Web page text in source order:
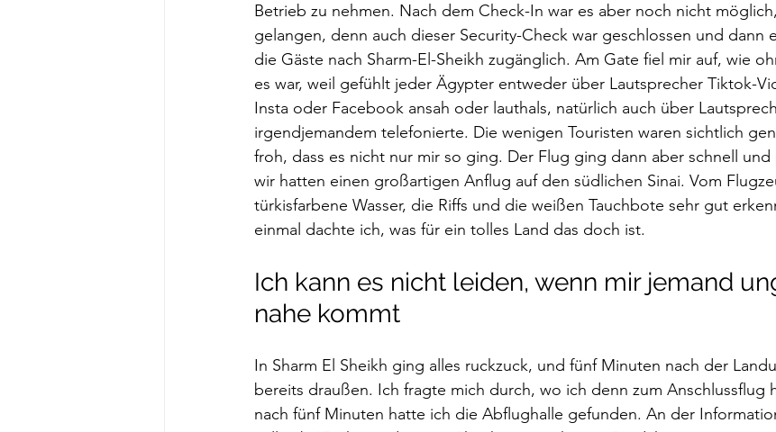
Betrieb zu nehmen. Nach dem Check-In war es aber noch nicht
gelangen, denn auch dieser Security-Check war geschlossen und dann
die Gäste nach Sharm-El-Sheikh zugänglich. Am Gate fiel mir auf, wie
es war, weil gefühlt jeder Ägypter entweder über Lautsprecher Tiktok-
Insta oder Facebook ansah oder lauthals, natürlich auch über
irgendjemandem telefonierte. Die wenigen Touristen waren sichtlich
froh, dass es nicht nur mir so ging. Der Flug ging dann aber schnell
wir hatten einen großartigen Anflug auf den südlichen Sinai. Vom
türkisfarbene Wasser, die Riffs und die weißen Tauchbote sehr gut
einmal dachte ich, was für ein tolles Land das doch ist.
Ich kann es nicht leiden, wenn mir jemand
nahe kommt
In Sharm El Sheikh ging alles ruckzuck, und fünf Minuten nach der
bereits draußen. Ich fragte mich durch, wo ich denn zum Anschlussflug
nach fünf Minuten hatte ich die Abflughalle gefunden. An der